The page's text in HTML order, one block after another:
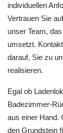
individuellen
Vertrauen Sie
unser Team,
umsetzt.
darauf, Sie zu
realisieren.
Egal ob
Badezimmer-
aus einer Hand.
den Grundstein